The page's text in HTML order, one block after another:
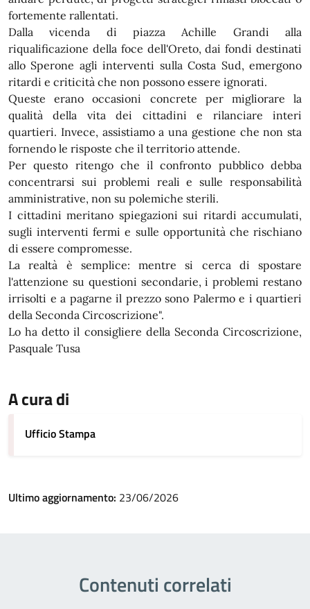
fortemente rallentati.
Dalla vicenda di piazza Achille Grandi alla
riqualificazione della foce dell'Oreto, dai fondi destinati
allo Sperone agli interventi sulla Costa Sud, emergono
ritardi e criticità che non possono essere ignorati.
Queste erano occasioni concrete per migliorare la
qualità della vita dei cittadini e rilanciare interi
quartieri. Invece, assistiamo a una gestione che non sta
fornendo le risposte che il territorio attende.
Per questo ritengo che il confronto pubblico debba
concentrarsi sui problemi reali e sulle responsabilità
amministrative, non su polemiche sterili.
I cittadini meritano spiegazioni sui ritardi accumulati,
sugli interventi fermi e sulle opportunità che rischiano
di essere compromesse.
La realtà è semplice: mentre si cerca di spostare
l'attenzione su questioni secondarie, i problemi restano
irrisolti e a pagarne il prezzo sono Palermo e i quartieri
della Seconda Circoscrizione".
Lo ha detto il consigliere della Seconda Circoscrizione,
Pasquale Tusa
A cura di
Ufficio Stampa
Ultimo aggiornamento: 23/06/2026
Contenuti correlati